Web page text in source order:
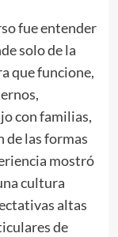
fue entender
solo de la
que funcione,
con familias,
de las formas
mostró
cultura
altas
de